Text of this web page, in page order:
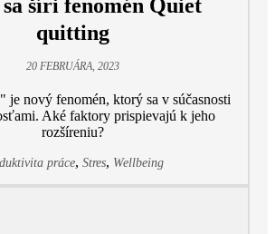
šíri fenomén Quiet
quitting
20 FEBRUÁRA, 2023
je nový fenomén, ktorý sa v súčasnosti
Aké faktory prispievajú k jeho
rozšíreniu?
práce, Stres, Wellbeing